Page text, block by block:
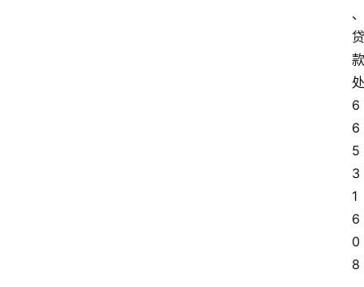
、
贷
款
处
6
6
5
3
1
6
0
8